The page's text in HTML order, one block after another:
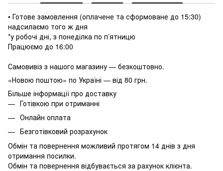
• Готове замовлення (оплачене та сформоване до 15:30)
надсилаємо того ж дня
*у робочі дні, з понеділка по п’ятницю
Працюємо до 16:00
Самовивіз з нашого магазину — безкоштовно.
«Новою поштою» по Україні — від 80 грн.
Більше інформації про доставку
Готівкою при отриманні
Онлайн оплата
Безготівковий розрахунок
Обмін та повернення можливий протягом 14 днів з дня
отримання посилки.
Обмін та повернення відбувається за рахунок клієнта.